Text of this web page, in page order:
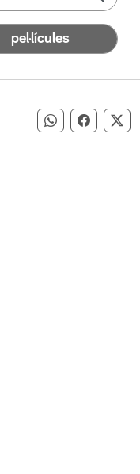
pel·lícules
Compartir